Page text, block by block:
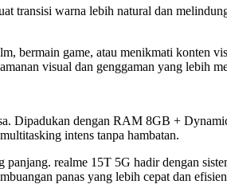
warna lebih natural dan
bermain game, atau menikmati konten
visual dan genggaman yang lebih
Dipadukan dengan RAM 8GB +
intens tanpa hambatan.
realme 15T 5G hadir dengan
panas yang lebih cepat dan